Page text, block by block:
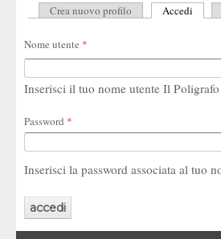
Schede primarie
Crea nuovo profilo Accedi
Nome utente *
Inserisci il tuo nome utente Il Poligrafo
Password *
Inserisci la password associata al tuo